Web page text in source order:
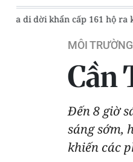
Mở một cửa xả đáy hồ
MÔI TRƯỜNG
Cần
Đến 8 giờ
sáng sớm,
khiến các